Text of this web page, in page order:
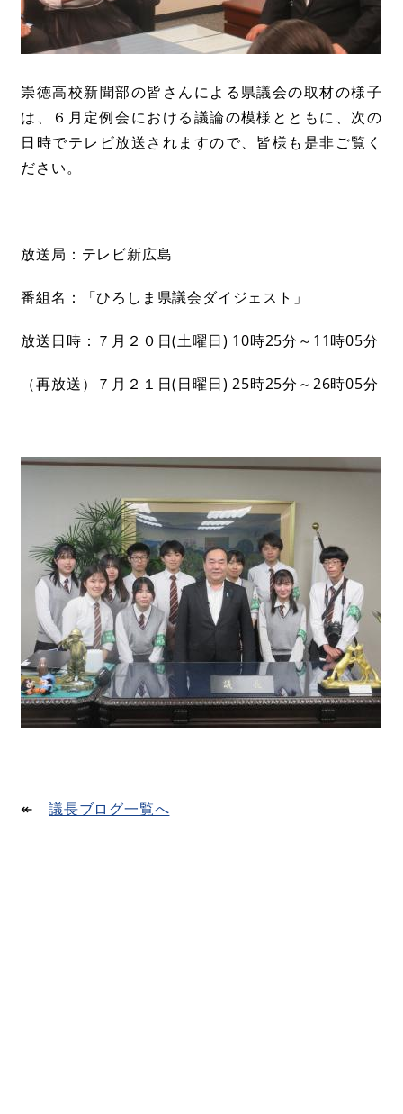
崇徳高校新聞部の皆さんによる県議会の取材の様子
は、６月定例会における議論の模様とともに、次の
日時でテレビ放送されますので、皆様も是非ご覧く
ださい。
放送局：テレビ新広島
番組名：「ひろしま県議会ダイジェスト」
放送日時：７月２０日(土曜日) 10時25分～11時05分
（再放送）７月２１日(日曜日) 25時25分～26時05分
↞議長ブログ一覧へ